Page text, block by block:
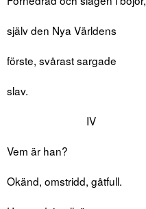
själv den Nya Världens
förste, svårast sargade
slav.
IV
Vem är han?
Okänd, omstridd, gåtfull.